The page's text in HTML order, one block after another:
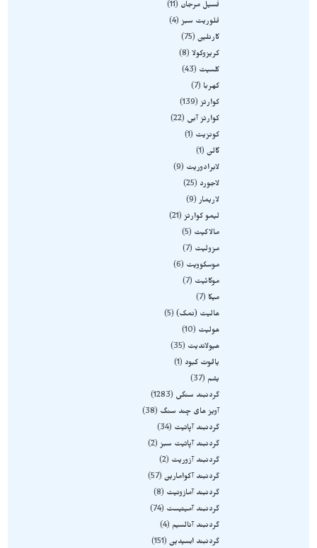
فسیل مرجان
11
فلوریت سبز 4
کارنلین 75
کریزوکولا 8
کلسیت
43
کهربا
7
کوارتز 139
کوارتز آبی
22
کونزیت
1
گالن 1
لابرادوریت
9
لاجورد
25
لاریمار 9
لیمو کوارتز 21
مالاکیت
5
مزولیت
7
موسکوویت
6
موکائیت
7
میکا
7
هالیت (نمک) 5
هولیت
10
هیولاندیت
35
یاقوت کبود
1
یشم
37
گردنبند سنگی
1283
آویز های چند سنگ
38
گردنبند آپاتیت
34
گردنبند آپاتیت سبز 2
گردنبند آزوریت
2
گردنبند آکوامارین 57
گردنبند آمازونیت
8
گردنبند آمیتیست
74
گردنبند آنالسیم
4
گردنبند ابسیدین 151